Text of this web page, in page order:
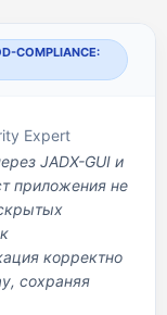
COMPLIANCE:
Expert
JADX-GUI и
приложения не
корректно
сохраняя